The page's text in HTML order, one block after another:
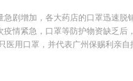
剧增加，各大药店的口罩迅速脱
情紧急，口罩等防护物资缺乏后
用口罩，并代表广州保赐利亲